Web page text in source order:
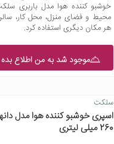
خوشبو کننده هوا مدل باربری
محیط و فضای منزل، محل کار،
هر مکان دیگری استفاده کرد.
موجود شد به من اطلاع بده
سلکت
اسپری خوشبو کننده هوا مدل
260 میلی لیتری